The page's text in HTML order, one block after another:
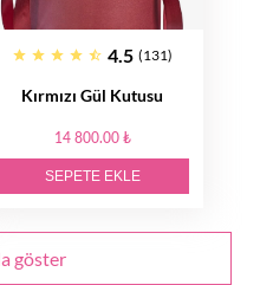
4.5 (131)
Kırmızı Gül Kutusu
14 800.00 ₺
SEPETE EKLE
göster